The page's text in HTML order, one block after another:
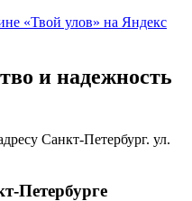
«Твой улов» на Яндекс
и надежность
Петербурге